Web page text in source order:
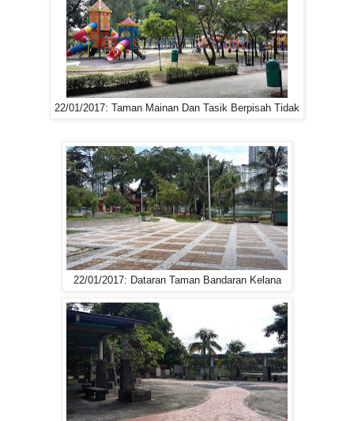
22/01/2017: Taman Mainan Dan Tasik Berpisah Tidak
22/01/2017: Dataran Taman Bandaran Kelana